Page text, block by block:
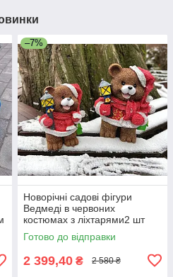
–7%
Новорічні садові фігури
Ведмеді в червоних
костюмах з ліхтарями2 шт
(37×28×21 см і 28×18×17 см),
новорічний декор на вулицю
Готово до відправки
2 399,40 ₴ 2 580 ₴